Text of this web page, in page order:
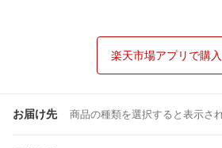
楽天市場アプリで購
お届け先 商品の種類を選択すると表示さ